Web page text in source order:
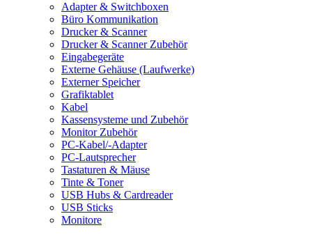
Adapter & Switchboxen
Büro Kommunikation
Drucker & Scanner
Drucker & Scanner Zubehör
Eingabegeräte
Externe Gehäuse (Laufwerke)
Externer Speicher
Grafiktablet
Kabel
Kassensysteme und Zubehör
Monitor Zubehör
PC-Kabel/-Adapter
PC-Lautsprecher
Tastaturen & Mäuse
Tinte & Toner
USB Hubs & Cardreader
USB Sticks
Monitore